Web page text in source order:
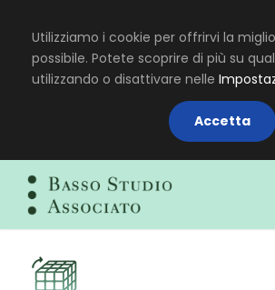
Utilizziamo i cookie per offrirvi la
possibile. Potete scoprire di più su
utilizzando o disattivare nelle
Accetta